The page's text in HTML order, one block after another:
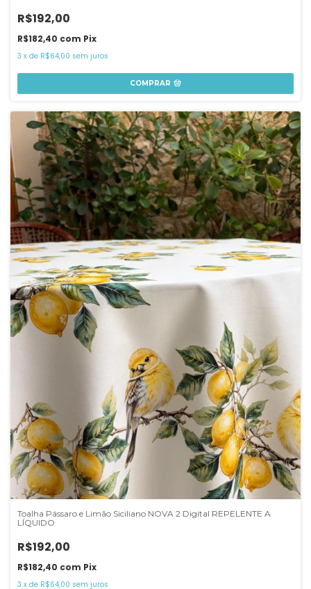
R$192,00
R$182,40 com Pix
3 x de R$64,00 sem juros
COMPRAR
Toalha Pássaro e Limão Siciliano NOVA 2 Digital REPELENTE A
LÍQUIDO
R$192,00
R$182,40 com Pix
3 x de R$64,00 sem juros